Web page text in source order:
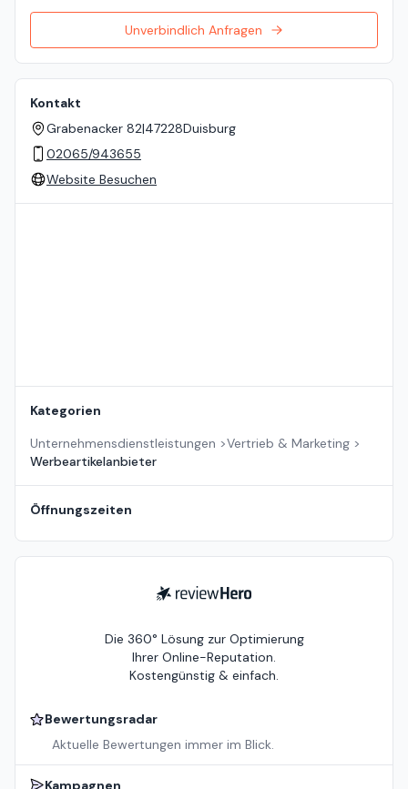
Unverbindlich Anfragen
Kontakt
Grabenacker 82|47228Duisburg
02065/943655
Website Besuchen
Kategorien
Unternehmensdienstleistungen >Vertrieb & Marketing >
Werbeartikelanbieter
Öffnungszeiten
ReviewHero
Die 360° Lösung zur Optimierung
Ihrer Online-Reputation.
Kostengünstig & einfach.
Bewertungsradar
Aktuelle Bewertungen immer im Blick.
Kampagnen